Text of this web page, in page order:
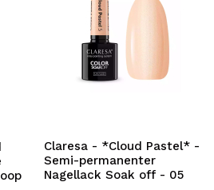
Claresa - *Cloud Pastel* -
Semi-permanenter
Nagellack Soak off - 05